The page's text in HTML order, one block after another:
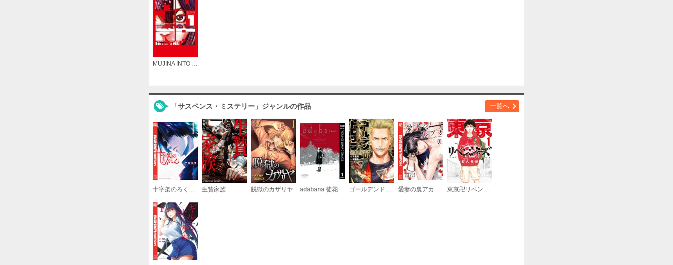
MUJINA INTO THE DEEP
「サスペンス・ミステリー」ジャンルの作品 一覧へ
十字架のろくにん 生贄家族 脱獄のカザリヤ adabana 徒花 ゴールデンドロップ 愛妻の裏アカ 東京卍リベンジャーズ